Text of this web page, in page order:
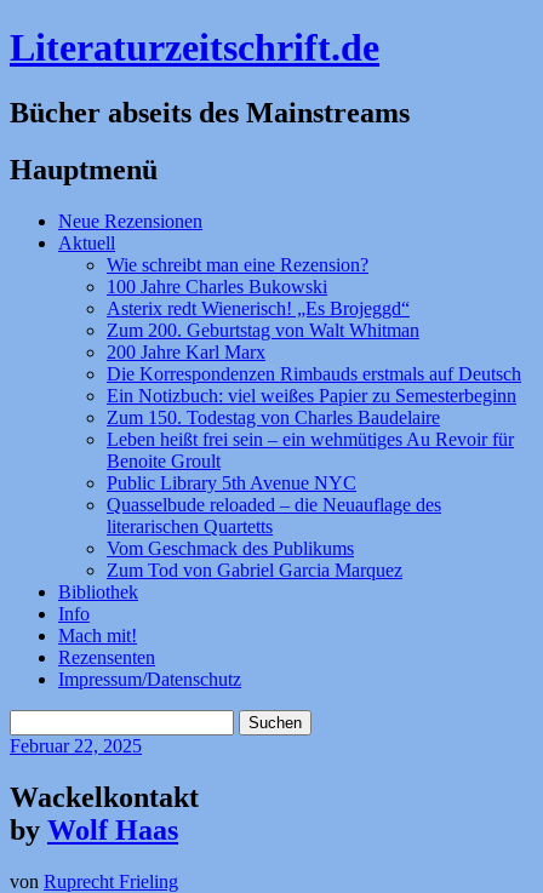
Literaturzeitschrift.de
Bücher abseits des Mainstreams
Hauptmenü
Zum
Inhalt
Neue Rezensionen
Aktuell
Wie schreibt man eine Rezension?
100 Jahre Charles Bukowski
Asterix redt Wienerisch! „Es Brojeggd“
Zum 200. Geburtstag von Walt Whitman
200 Jahre Karl Marx
Die Korrespondenzen Rimbauds erstmals auf Deutsch
Ein Notizbuch: viel weißes Papier zu Semesterbeginn
Zum 150. Todestag von Charles Baudelaire
Leben heißt frei sein – ein wehmütiges Au Revoir für
Benoite Groult
Public Library 5th Avenue NYC
Quasselbude reloaded – die Neuauflage des
literarischen Quartetts
Vom Geschmack des Publikums
Zum Tod von Gabriel Garcia Marquez
Bibliothek
Info
Mach mit!
Rezensenten
Impressum/Datenschutz
nach:
Februar22, 2025
Wackelkontakt
by Wolf Haas
von Ruprecht Frieling